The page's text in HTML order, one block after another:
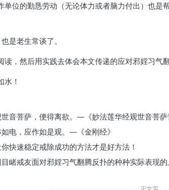
位的勤恳劳动（无论体力或者脑力付出）也
是老生常谈了。
，然后用实践去体会本文传递的应对邪婬习气
！
音菩萨，便得离欲。—《妙法莲华经观世音菩萨
电，应作如是观。—《金刚经》
快速稳定戒除成功的方法才是好方法！
睹戒友面对邪婬习气翻腾反扑的种种实际表现的